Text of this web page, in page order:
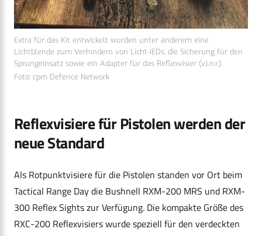
Extra für das Kit entwickelt wurden unter anderem eine
Lichtblende zum Verhindern von Licht-IEDs, die Sicherung für den
Sprungeinsatz sowie ein Adapter für das Reflexvisier (v.l.n.r.).
Foto: cpm Defence Network
Reflexvisiere für Pistolen werden der
neue Standard
Als Rotpunktvisiere für die Pistolen standen vor Ort beim
Tactical Range Day die Bushnell RXM-200 MRS und RXM-
300 Reflex Sights zur Verfügung. Die kompakte Größe des
RXC-200 Reflexvisiers wurde speziell für den verdeckten